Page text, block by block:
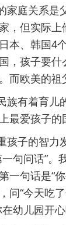
庭关系是父
，但实际
本、韩国4
，孩子要
而欧美的祖
有着育儿的
最爱孩子的
子的智力发
一句问话”
一句话是“
问“今天吃
幼儿园开